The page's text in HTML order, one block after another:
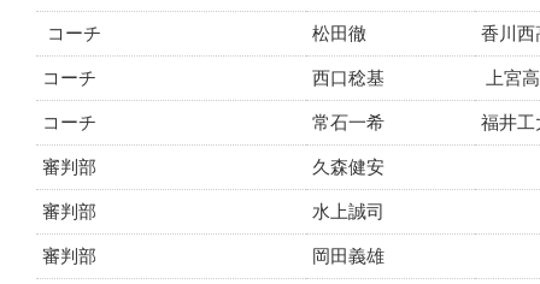
コーチ 松田徹 香川西
コーチ 西口稔基 上宮
コーチ 常石一希 福井
審判部 久森健安
審判部 水上誠司
審判部 岡田義雄